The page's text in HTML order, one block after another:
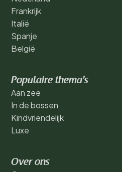
Frankrijk
Italië
Spanje
België
Populaire thema's
Aan zee
In de bossen
Kindvriendelijk
Luxe
Over ons